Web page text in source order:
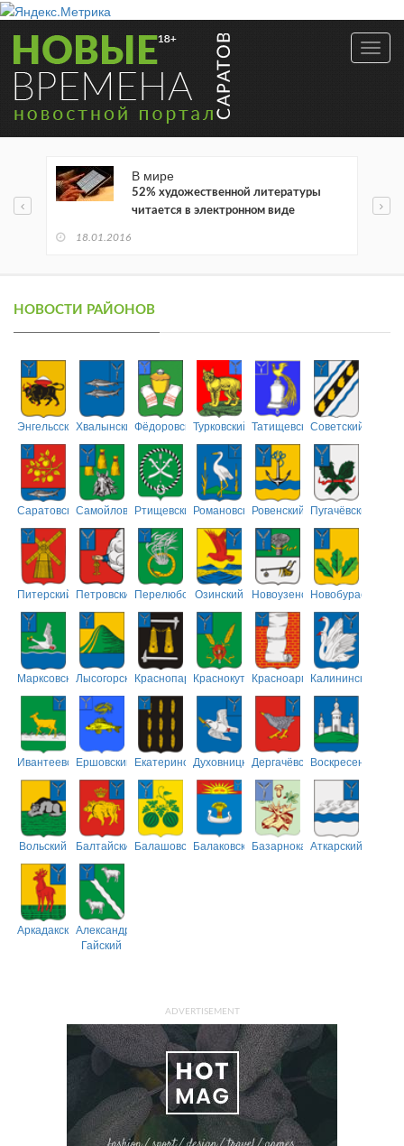
В мире
52% художественной литературы
читается в электронном виде
18.01.2016
НОВОСТИ РАЙОНОВ
ЭнгельсскийХвалынскийФёдоровскийТурковский ТатищевскийСоветский
СаратовскийСамойловскийРтищевскийРомановскийРовенский Пугачёвский
Питерский ПетровскийПерелюбскийОзинский НовоузенскийНовобурасский
МарксовскийЛысогорскийКраснопартизанский
КраснокутскийКрасноармейский
Калининский
ИвантеевскийЕршовский ЕкатериновскийДуховницкийДергачёвскийВоскресенский
Вольский БалтайскийБалашовскийБалаковскийБазарнокарабулакский
Аткарский
АркадакскийАлександрово-
Гайский
ADVERTISEMENT